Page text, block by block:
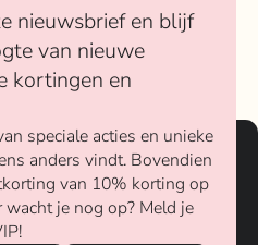
nieuwsbrief en blijf
van nieuwe
kortingen en
speciale acties en unieke
anders vindt. Bovendien
van 10% korting op
je nog op? Meld je